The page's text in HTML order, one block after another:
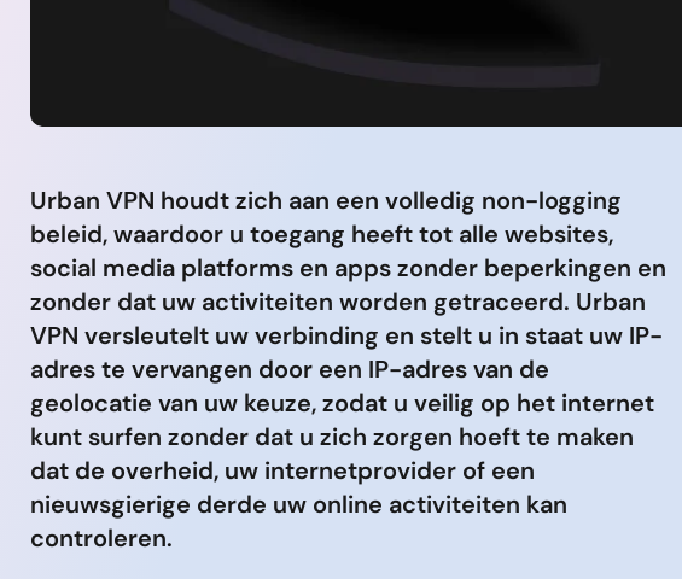
Urban VPN houdt zich aan een volledig non-logging
beleid, waardoor u toegang heeft tot alle websites,
social media platforms en apps zonder beperkingen en
zonder dat uw activiteiten worden getraceerd. Urban
VPN versleutelt uw verbinding en stelt u in staat uw IP-
adres te vervangen door een IP-adres van de
geolocatie van uw keuze, zodat u veilig op het internet
kunt surfen zonder dat u zich zorgen hoeft te maken
dat de overheid, uw internetprovider of een
nieuwsgierige derde uw online activiteiten kan
controleren.